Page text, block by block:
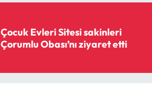
Çocuk Evleri Sitesi sakinleri
Çorumlu Obası’nı ziyaret etti